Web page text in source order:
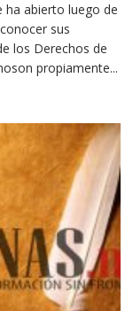
ha abierto luego de
sus
los Derechos de
propiamente...